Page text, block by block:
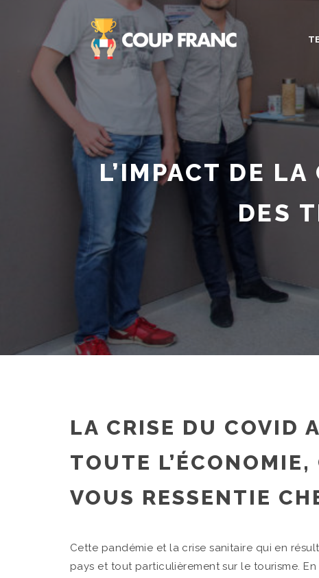
L’IMPACT DE
DES
LA CRISE DU COVID
TOUTE L’ÉCONOMIE,
VOUS RESSENTIE
Cette pandémie et la crise sanitaire qui en
pays et tout particulièrement sur le tourisme.